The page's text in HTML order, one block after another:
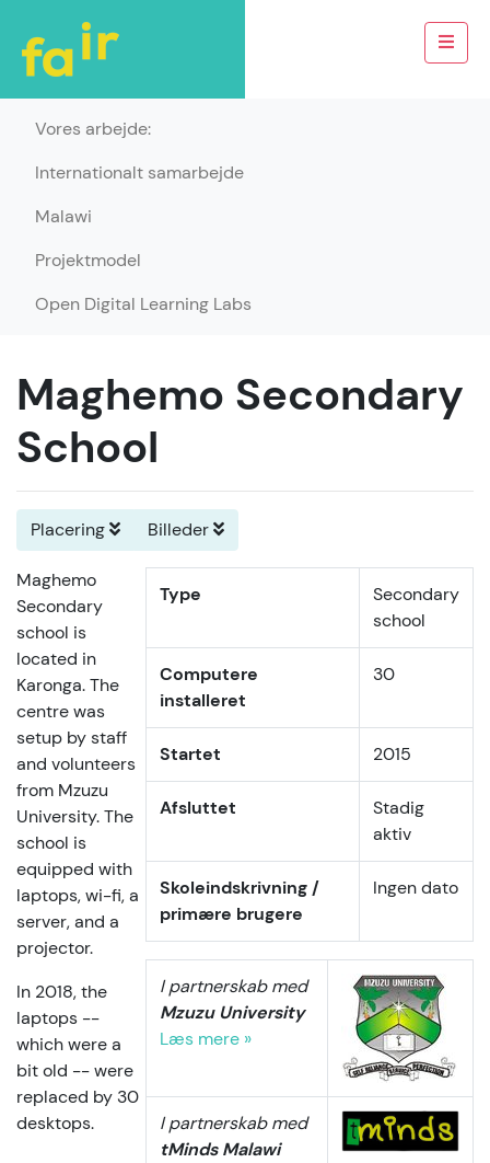
Vores arbejde:
Internationalt samarbejde
Malawi
Projektmodel
Open Digital Learning Labs
Maghemo Secondary
School
Placering Billeder
Type
Secondary
school
Computere
installeret
30
Startet 2015
Afsluttet
Stadig
aktiv
Skoleindskrivning /
primære brugere
Ingen dato
I partnerskab med
Mzuzu University
Læs mere »
I partnerskab med
tMinds Malawi
Maghemo
Secondary
school is
located in
Karonga. The
centre was
setup by staff
and volunteers
from Mzuzu
University. The
school is
equipped with
laptops, wi-fi, a
server, and a
projector.
In 2018, the
laptops --
which were a
bit old -- were
replaced by 30
desktops.